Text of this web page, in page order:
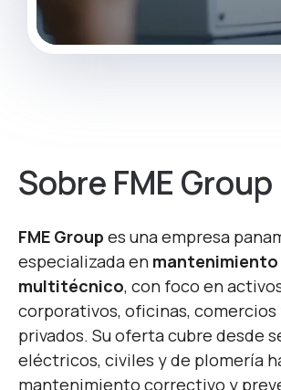
Sobre FME Group
FME Group es una empresa
especializada en mantenimiento
multitécnico, con foco en
corporativos, oficinas,
privados. Su oferta cubre desde
eléctricos, civiles y de plomería
mantenimiento correctivo y